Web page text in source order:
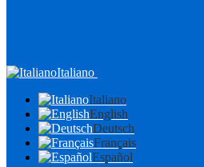
Italiano
Italiano
English
Deutsch
Français
Español